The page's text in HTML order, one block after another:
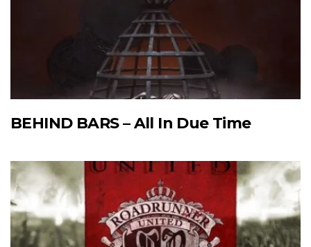
BEHIND BARS – All In Due Time